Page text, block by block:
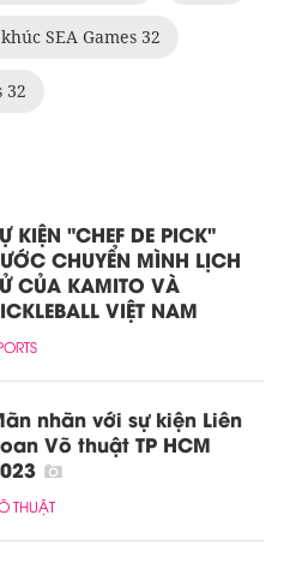
SEA Games 32
32
KIỆN "CHEF DE PICK"
CHUYỂN MÌNH LỊCH
CỦA KAMITO VÀ
VIỆT NAM
nhãn với sự kiện Liên
Võ thuật TP HCM
THUẬT